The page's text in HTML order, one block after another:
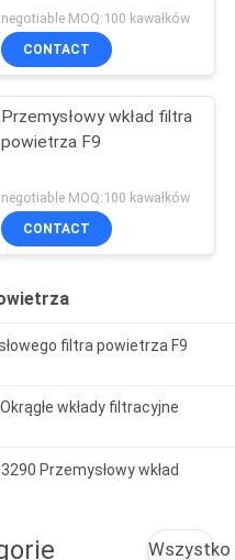
negotiable MOQ:100 kawałków
CONTACT
Przemysłowy wkład filtra
powietrza F9
negotiable MOQ:100 kawałków
CONTACT
filtra powietrza F9
wkłady filtracyjne
Przemysłowy wkład
Wszystko